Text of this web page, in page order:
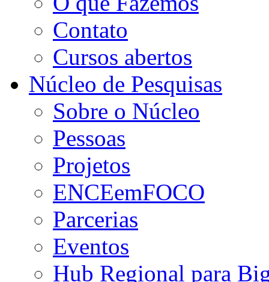
Contato
Cursos abertos
Núcleo de Pesquisas
Sobre o Núcleo
Pessoas
Projetos
ENCEemFOCO
Parcerias
Eventos
Hub Regional para